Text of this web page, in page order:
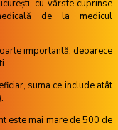
cu vârste cuprinse
de la medicul
importantă, deoarece
suma ce include atât
este mai mare de 500 de